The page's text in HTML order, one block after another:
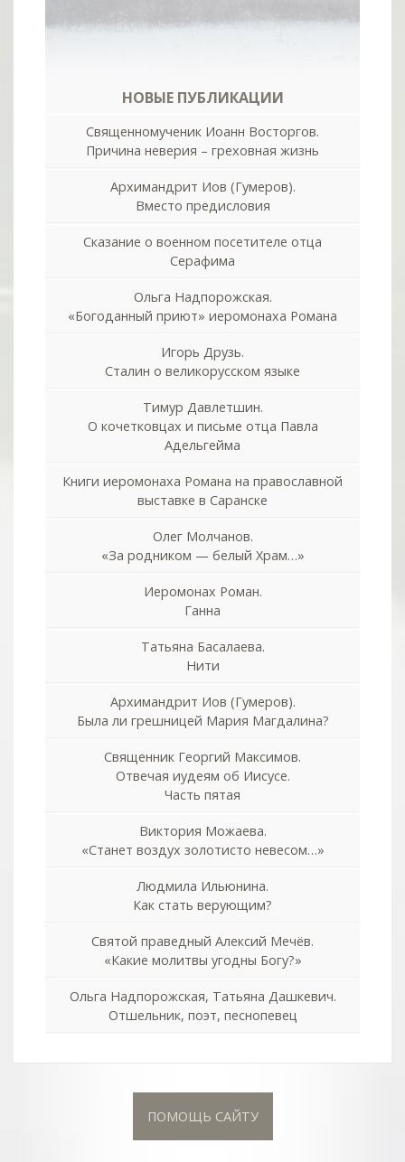
НОВЫЕ ПУБЛИКАЦИИ
Священномученик Иоанн Восторгов.
Причина неверия – греховная жизнь
Архимандрит Иов (Гумеров).
Вместо предисловия
Сказание о военном посетителе отца
Серафима
Ольга Надпорожская.
«Богоданный приют» иеромонаха Романа
Игорь Друзь.
Сталин о великорусском языке
Тимур Давлетшин.
О кочетковцах и письме отца Павла
Адельгейма
Книги иеромонаха Романа на православной
выставке в Саранске
Олег Молчанов.
«За родником — белый Храм…»
Иеромонах Роман.
Ганна
Татьяна Басалаева.
Нити
Архимандрит Иов (Гумеров).
Была ли грешницей Мария Магдалина?
Священник Георгий Максимов.
Отвечая иудеям об Иисусе.
Часть пятая
Виктория Можаева.
«Станет воздух золотисто невесом…»
Людмила Ильюнина.
Как стать верующим?
Святой праведный Алексий Мечёв.
«Какие молитвы угодны Богу?»
Ольга Надпорожская, Татьяна Дашкевич.
Отшельник, поэт, песнопевец
ПОМОЩЬ САЙТУ